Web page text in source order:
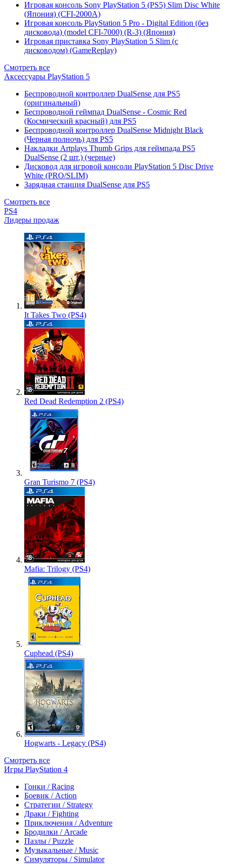
Игровая консоль Sony PlayStation 5 (PS5) Slim Disc White
(Япония) (CFI-2000A)
Игровая консоль PlayStation 5 Pro - Digital Edition (без
дисковода) (model CFI-7000) (R-3) (Япония)
Игровая приставка Sony PlayStation 5 Slim (с
дисководом) (GameReplay)
Смотреть все
Аксессуары PlayStation 5
Беспроводной контроллер DualSense для PS5
(оригинальный)
Беспроводной геймпад DualSense - Cosmic Red
(Космический красный) для PS5
Беспроводной контроллер DualSense Midnight Black
(Черная полночь) для PS5
Накладки Artplays Thumb Grips для геймпада PS5
DualSense (2 шт.) (черные)
Дисковод для игровой консоли PlayStation 5 Disc Drive
White (PRO/SLIM)
Зарядная станция DualSense для PS5
Смотреть все
PS4
Лидеры продаж
It Takes Two (PS4)
Red Dead Redemption 2 (PS4)
Gran Turismo 7 (PS4)
Mafia: Trilogy (PS4)
Cuphead (PS4)
Hogwarts - Legacy (PS4)
Смотреть все
Игры PlayStation 4
Гонки / Racing
Боевик / Action
Стратегии / Strategy
Драки / Fighting
Приключения / Adventure
Бродилки / Arcade
Пазлы / Puzzle
Музыкальные / Music
Симуляторы / Simulator